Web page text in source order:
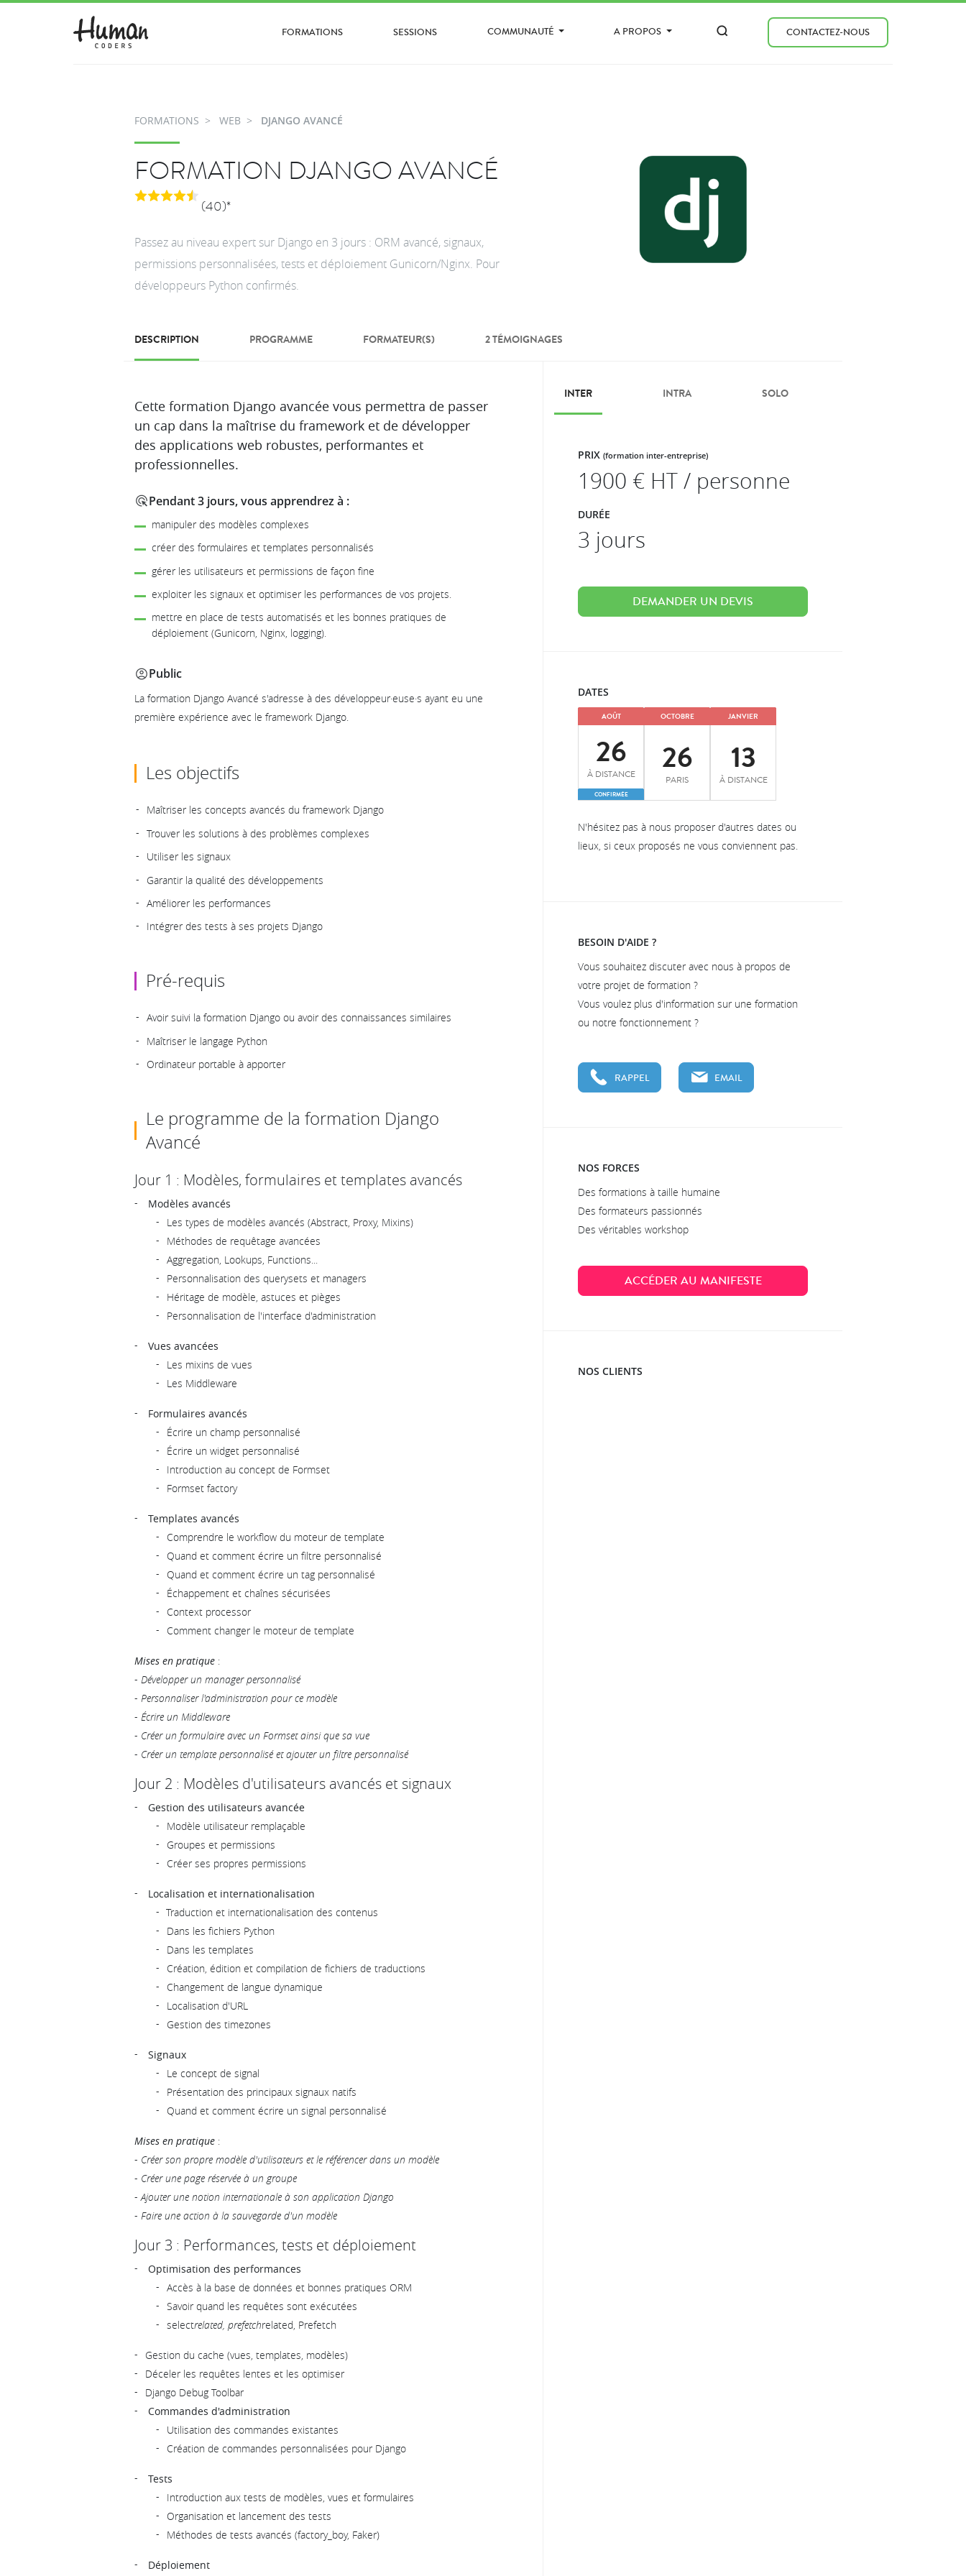
FORMATIONS SESSIONS COMMUNAUTÉ A PROPOS CONTACTEZ-NOUS
FORMATIONS WEB DJANGO AVANCÉ
FORMATION DJANGO AVANCÉ
(40)*
Passez au niveau expert sur Django en 3 jours : ORM avancé, signaux,
permissions personnalisées, tests et déploiement Gunicorn/Nginx. Pour
développeurs Python confirmés.
DESCRIPTION PROGRAMME FORMATEUR(S) 2 TÉMOIGNAGES
Description
Cette formation Django avancée vous permettra de passer
un cap dans la maîtrise du framework et de développer
des applications web robustes, performantes et
professionnelles.
Pendant 3 jours, vous apprendrez à :
manipuler des modèles complexes
créer des formulaires et templates personnalisés
gérer les utilisateurs et permissions de façon fine
exploiter les signaux et optimiser les performances de vos projets.
mettre en place de tests automatisés et les bonnes pratiques de
déploiement (Gunicorn, Nginx, logging).
Public
La formation Django Avancé s'adresse à des développeur·euse·s ayant eu une
première expérience avec le framework Django.
Les objectifs
Maîtriser les concepts avancés du framework Django
Trouver les solutions à des problèmes complexes
Utiliser les signaux
Garantir la qualité des développements
Améliorer les performances
Intégrer des tests à ses projets Django
Pré-requis
Avoir suivi la formation Django ou avoir des connaissances similaires
Maîtriser le langage Python
Ordinateur portable à apporter
Le programme de la formation Django
Avancé
Jour 1 : Modèles, formulaires et templates avancés
Modèles avancés
Les types de modèles avancés (Abstract, Proxy, Mixins)
Méthodes de requêtage avancées
Aggregation, Lookups, Functions...
Personnalisation des querysets et managers
Héritage de modèle, astuces et pièges
Personnalisation de l'interface d'administration
Vues avancées
Les mixins de vues
Les Middleware
Formulaires avancés
Écrire un champ personnalisé
Écrire un widget personnalisé
Introduction au concept de Formset
Formset factory
Templates avancés
Comprendre le workflow du moteur de template
Quand et comment écrire un filtre personnalisé
Quand et comment écrire un tag personnalisé
Échappement et chaînes sécurisées
Context processor
Comment changer le moteur de template
Mises en pratique :
- Développer un manager personnalisé
- Personnaliser l'administration pour ce modèle
- Écrire un Middleware
- Créer un formulaire avec un Formset ainsi que sa vue
- Créer un template personnalisé et ajouter un filtre personnalisé
Jour 2 : Modèles d'utilisateurs avancés et signaux
Gestion des utilisateurs avancée
Modèle utilisateur remplaçable
Groupes et permissions
Créer ses propres permissions
Localisation et internationalisation
Traduction et internationalisation des contenus
Dans les fichiers Python
Dans les templates
Création, édition et compilation de fichiers de traductions
Changement de langue dynamique
Localisation d'URL
Gestion des timezones
Signaux
Le concept de signal
Présentation des principaux signaux natifs
Quand et comment écrire un signal personnalisé
Mises en pratique :
- Créer son propre modèle d'utilisateurs et le référencer dans un modèle
- Créer une page réservée à un groupe
-Ajouter une notion internationale à son application Django
- Faire une action à la sauvegarde d'un modèle
Jour 3 : Performances, tests et déploiement
Optimisation des performances
Accès à la base de données et bonnes pratiques ORM
Savoir quand les requêtes sont exécutées
selectrelated, prefetchrelated, Prefetch
Gestion du cache (vues, templates, modèles)
Déceler les requêtes lentes et les optimiser
Django Debug Toolbar
Commandes d'administration
Utilisation des commandes existantes
Création de commandes personnalisées pour Django
Tests
Introduction aux tests de modèles, vues et formulaires
Organisation et lancement des tests
Méthodes de tests avancés (factory_boy, Faker)
Déploiement
INTER INTRA SOLO
PRIX(formation inter-entreprise)
1900 € HT / personne
DURÉE
3 jours
DEMANDER UN DEVIS
DATES
AOÛT
26
À DISTANCE
CONFIRMÉE
OCTOBRE
26
PARIS
JANVIER
13
À DISTANCE
N'hésitez pas à nous proposer d'autres dates ou
lieux, si ceux proposés ne vous conviennent pas.
BESOIN D'AIDE ?
Vous souhaitez discuter avec nous à propos de
votre projet de formation ?
Vous voulez plus d'information sur une formation
ou notre fonctionnement ?
RAPPEL EMAIL
NOS FORCES
Des formations à taille humaine
Des formateurs passionnés
Des véritables workshop
ACCÉDER AU MANIFESTE
NOS CLIENTS